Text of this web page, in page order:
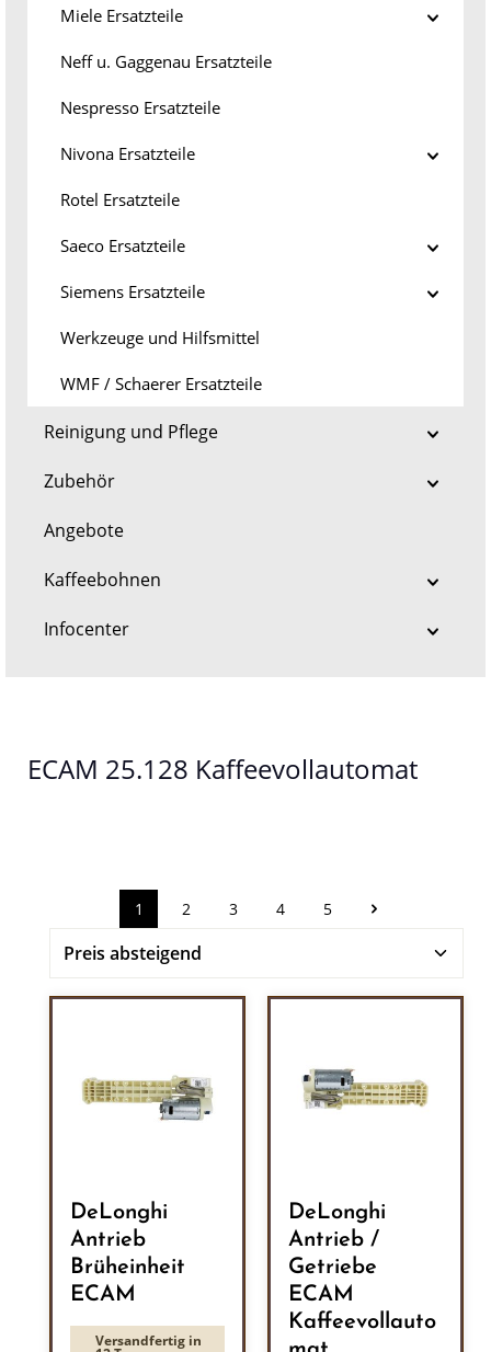
Miele Ersatzteile
Neff u. Gaggenau Ersatzteile
Nespresso Ersatzteile
Nivona Ersatzteile
Rotel Ersatzteile
Saeco Ersatzteile
Siemens Ersatzteile
Werkzeuge und Hilfsmittel
WMF / Schaerer Ersatzteile
Reinigung und Pflege
Zubehör
Angebote
Kaffeebohnen
Infocenter
ECAM 25.128 Kaffeevollautomat
Seite
1 Seite
2 Seite
3 Seite
4 Seite
5
DeLonghi
Antrieb
Brüheinheit
ECAM
Versandfertig in
DeLonghi
Antrieb /
Getriebe
ECAM
Kaffeevollauto